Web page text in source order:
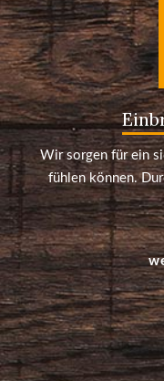
Wir sorgen für ein
fühlen können.